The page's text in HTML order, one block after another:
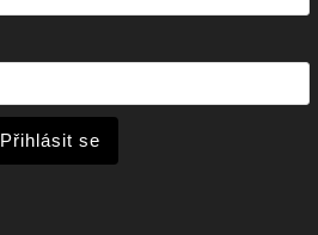
Přihlásit se